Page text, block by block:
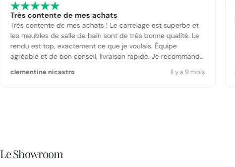
Très contente de mes achats
Très contente de mes achats ! Le carrelage est superbe et
les meubles de salle de bain sont de très bonne qualité. Le
rendu est top, exactement ce que je voulais. Équipe
agréable et de bon conseil, livraison rapide. Je recommande
clementine nicastro Il y a 9 mois
Le Showroom